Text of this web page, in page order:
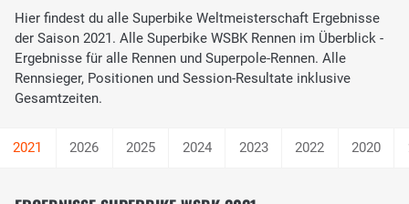
Hier findest du alle Superbike Weltmeisterschaft Ergebnisse
der Saison 2021. Alle Superbike WSBK Rennen im Überblick -
Ergebnisse für alle Rennen und Superpole-Rennen. Alle
Rennsieger, Positionen und Session-Resultate inklusive
Gesamtzeiten.
2026 2025 2024 2023 2022 2020